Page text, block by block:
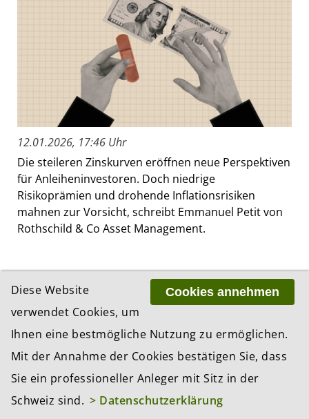
12.01.2026, 17:46 Uhr
Die steileren Zinskurven eröffnen neue Perspektiven
für Anleiheninvestoren. Doch niedrige
Risikoprämien und drohende Inflationsrisiken
mahnen zur Vorsicht, schreibt Emmanuel Petit von
Rothschild & Co Asset Management.
«Das sind die wichtigsten Treiber»
Cookies annehmen
Diese Website
verwendet Cookies, um
Ihnen eine bestmögliche Nutzung zu ermöglichen.
Mit der Annahme der Cookies bestätigen Sie, dass
Sie ein professioneller Anleger mit Sitz in der
Schweiz sind. > Datenschutzerklärung